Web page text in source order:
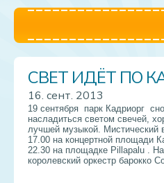
Главная
Игровая
Правила
Цены
СВЕТ ИДЁТ ПО
16. сент. 2013
19 сентября парк Кадриорг
насладиться светом свечей,
лучшей музыкой. Мистический
17.00 на концертной площади
22.30 на площадке Pillapalu .
королевский оркестр барокко